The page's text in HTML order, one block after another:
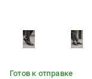
Готов к отправке